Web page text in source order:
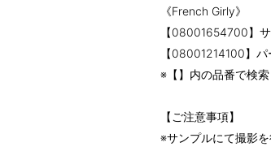
《French Girly》
【08001654700】
【08001214100】
※【】内の品番で検索
【ご注意事項】
※サンプルにて撮影